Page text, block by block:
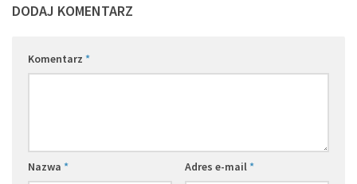
DODAJ KOMENTARZ
Komentarz *
Nazwa * Adres e-mail*